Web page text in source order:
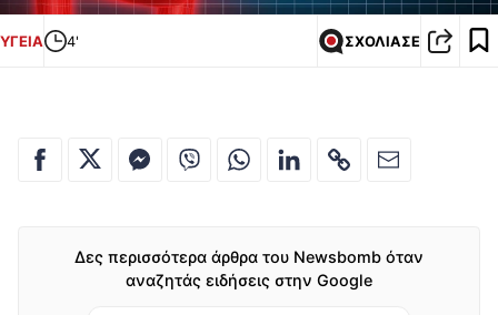
ΥΓΕΙΑ 4' ΣΧΟΛΙΑΣΕ
Δες περισσότερα άρθρα του Newsbomb όταν
αναζητάς ειδήσεις στην Google